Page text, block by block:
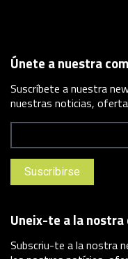
Únete a nuestra
Suscríbete a nuestra
nuestras noticias,
Uneix-te a la
Subscriu-te a la nostra